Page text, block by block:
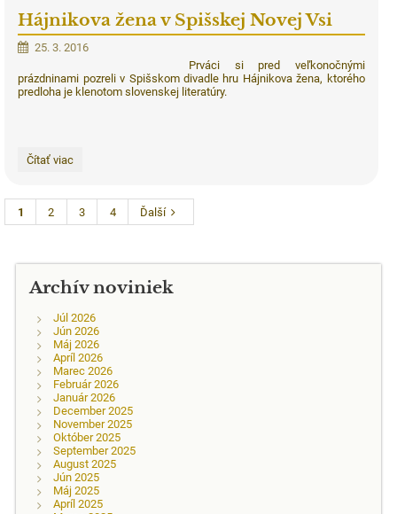
skúšky:
Hájnikova žena v Spišskej Novej Vsi
25. 3. 2016
Prváci si pred veľkonočnými
prázdninami pozreli v Spišskom divadle hru Hájnikova žena, ktorého
predloha je klenotom slovenskej literatúry.
Hájnikova
Spišskej
Novej
Vsi:
Čítať viac
1 2 3 4 Ďalší
Archív noviniek
Júl 2026
Jún 2026
Máj 2026
Apríl 2026
Marec 2026
Február 2026
Január 2026
December 2025
November 2025
Október 2025
September 2025
August 2025
Jún 2025
Máj 2025
Apríl 2025